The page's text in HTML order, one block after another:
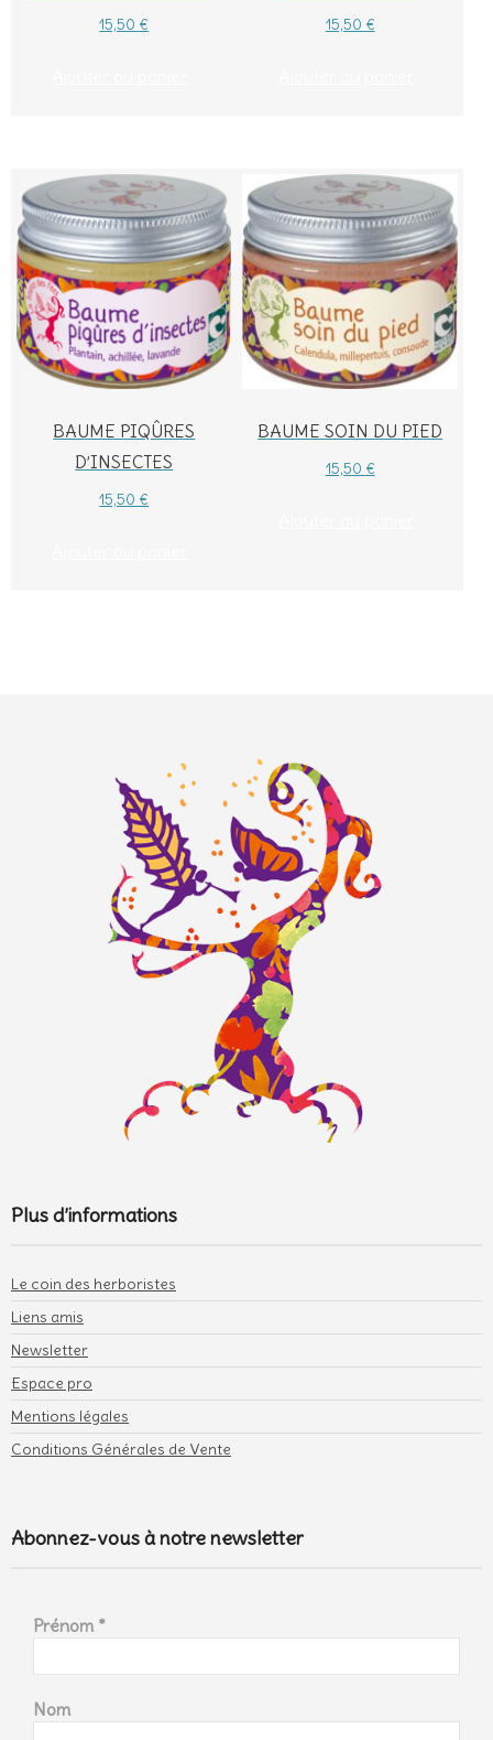
15,50 € 15,50 €
BAUME PIQÛRES
D’INSECTES
15,50 €
BAUME SOIN DU PIED
15,50 €
Plus d’informations
Le coin des herboristes
Liens amis
Newsletter
Espace pro
Mentions légales
Conditions Générales de Vente
Abonnez-vous à notre newsletter
Prénom *
Nom